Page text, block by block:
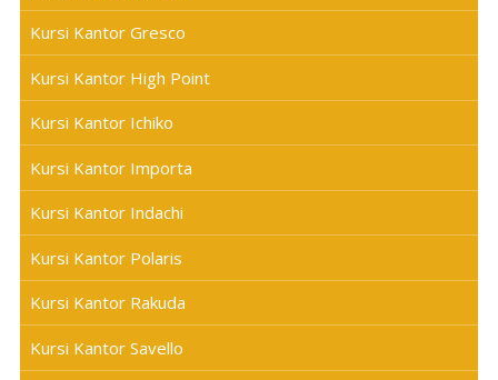
Kursi Kantor Gresco
Kursi Kantor High Point
Kursi Kantor Ichiko
Kursi Kantor Importa
Kursi Kantor Indachi
Kursi Kantor Polaris
Kursi Kantor Rakuda
Kursi Kantor Savello